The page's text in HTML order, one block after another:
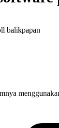
balikpapan